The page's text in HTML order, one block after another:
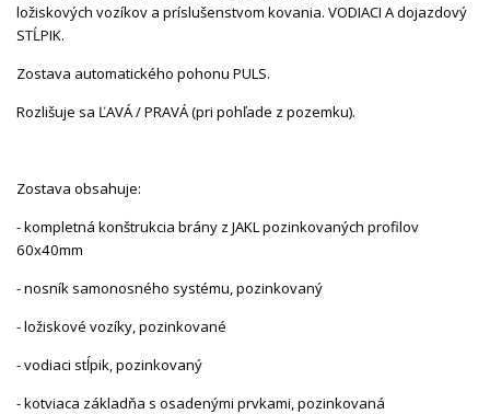
ložiskových vozíkov a príslušenstvom kovania. VODIACI A dojazdový
STĹPIK.
Zostava automatického pohonu PULS.
Rozlišuje sa ĽAVÁ / PRAVÁ (pri pohľade z pozemku).
Zostava obsahuje:
- kompletná konštrukcia brány z JAKL pozinkovaných profilov
60x40mm
- nosník samonosného systému, pozinkovaný
- ložiskové vozíky, pozinkované
- vodiaci stĺpik, pozinkovaný
- kotviaca základňa s osadenými prvkami, pozinkovaná